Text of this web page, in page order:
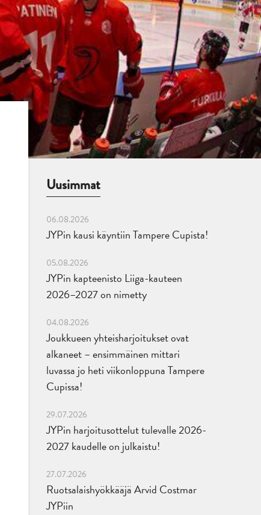
Uusimmat
06.08.2026
JYPin kausi käyntiin Tampere Cupista!
05.08.2026
JYPin kapteenisto Liiga-kauteen
2026–2027 on nimetty
04.08.2026
Joukkueen yhteisharjoitukset ovat
alkaneet – ensimmäinen mittari
luvassa jo heti viikonloppuna Tampere
Cupissa!
29.07.2026
JYPin harjoitusottelut tulevalle 2026-
2027 kaudelle on julkaistu!
27.07.2026
Ruotsalaishyökkääjä Arvid Costmar
JYPiin